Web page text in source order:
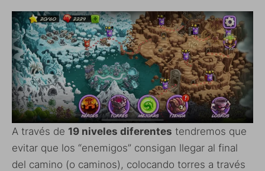
A través de 19 niveles diferentes tendremos que
evitar que los “enemigos” consigan llegar al final
del camino (o caminos), colocando torres a través